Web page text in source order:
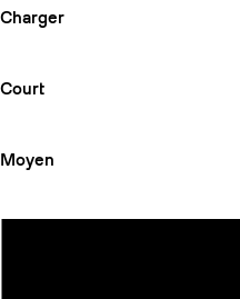
Charger
Court
Moyen